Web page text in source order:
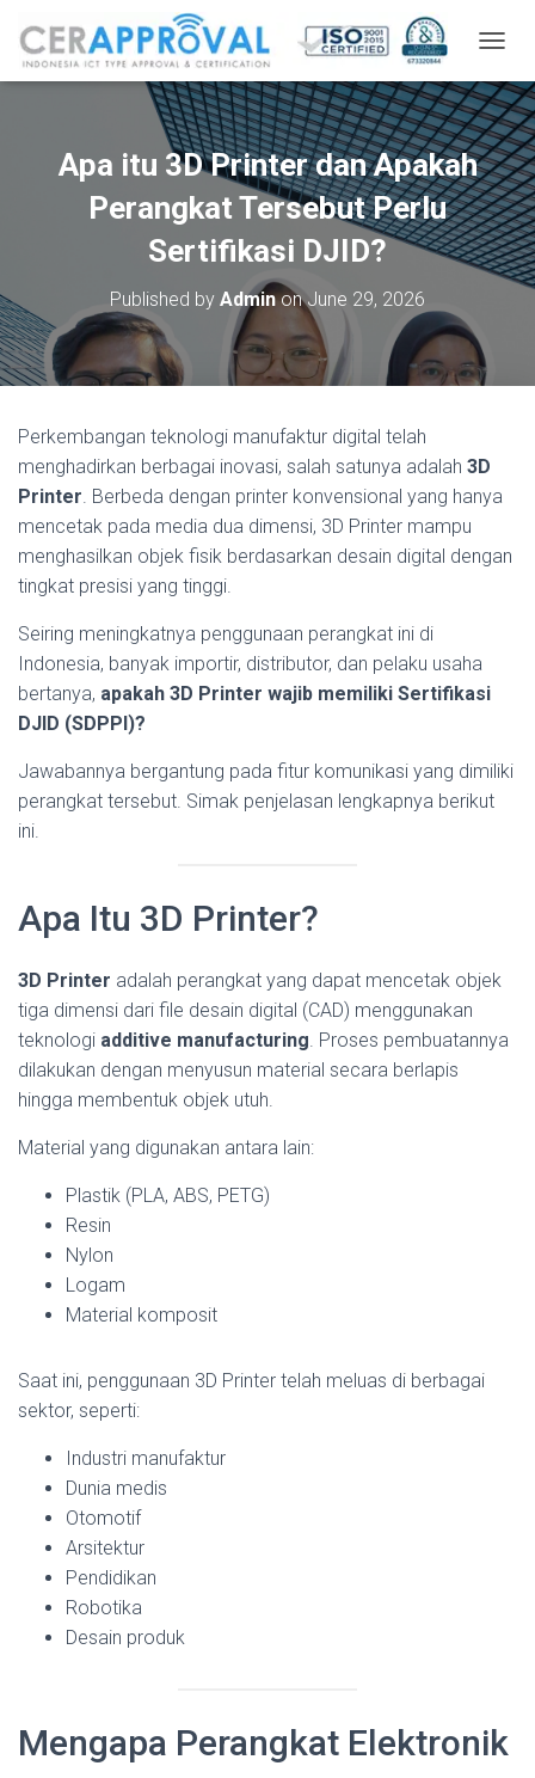
O
G
G
L
E
N
A
V
I
Apa itu 3D Printer dan Apakah
Perangkat Tersebut Perlu
Sertifikasi DJID?
Published by AdminonJune 29, 2026
Perkembangan teknologi manufaktur digital telah
menghadirkan berbagai inovasi, salah satunya adalah 3D
Printer. Berbeda dengan printer konvensional yang hanya
mencetak pada media dua dimensi, 3D Printer mampu
menghasilkan objek fisik berdasarkan desain digital dengan
tingkat presisi yang tinggi.
Seiring meningkatnya penggunaan perangkat ini di
Indonesia, banyak importir, distributor, dan pelaku usaha
bertanya, apakah 3D Printer wajib memiliki Sertifikasi
DJID (SDPPI)?
Jawabannya bergantung pada fitur komunikasi yang dimiliki
perangkat tersebut. Simak penjelasan lengkapnya berikut
ini.
Apa Itu 3D Printer?
3D Printer adalah perangkat yang dapat mencetak objek
tiga dimensi dari file desain digital (CAD) menggunakan
teknologi additive manufacturing. Proses pembuatannya
dilakukan dengan menyusun material secara berlapis
hingga membentuk objek utuh.
Material yang digunakan antara lain:
Plastik (PLA, ABS, PETG)
Resin
Nylon
Logam
Material komposit
Saat ini, penggunaan 3D Printer telah meluas di berbagai
sektor, seperti:
Industri manufaktur
Dunia medis
Otomotif
Arsitektur
Pendidikan
Robotika
Desain produk
Mengapa Perangkat Elektronik